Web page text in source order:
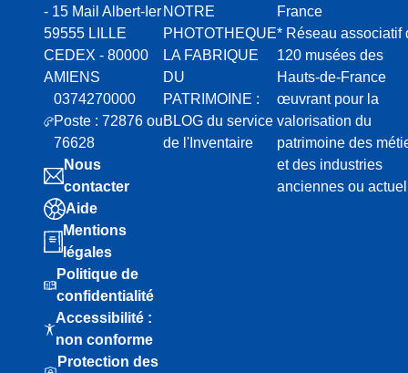
- 15 Mail Albert-Ier
59555 LILLE
CEDEX - 80000
AMIENS
0374270000
Poste : 72876 ou
76628
Nous
contacter
Aide
Mentions
légales
Politique de
confidentialité
Accessibilité :
non conforme
Protection des
NOTRE
PHOTOTHEQUE
LA FABRIQUE
DU
PATRIMOINE :
BLOG du service
de l'Inventaire
France
* Réseau associatif
120 musées des
Hauts-de-France
œuvrant pour la
valorisation du
patrimoine des
et des industries
anciennes ou